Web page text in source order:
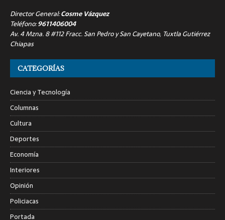
Director General:Cosme Vázquez
Teléfono:9611406004
Av. 4 Mzna. 8 #112 Fracc. San Pedro y San Cayetano, Tuxtla Gutiérrez
Chiapas
CATEGORÍAS
Ciencia y Tecnología
Columnas
Cultura
Deportes
Economía
Interiores
Opinión
Policiacas
Portada